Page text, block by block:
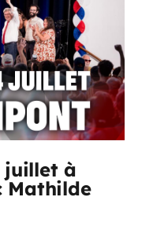
juillet à
Mathilde